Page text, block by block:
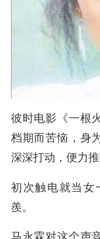
彼时电影《一根
档期而苦恼，身
深深打动，便力
初次触电就当女
羨。